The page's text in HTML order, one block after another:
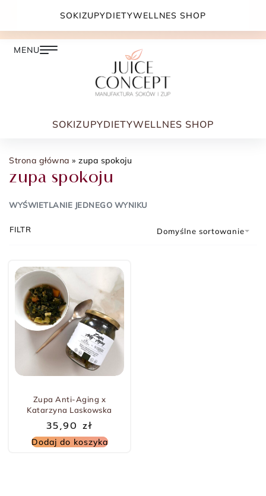
DARMOWA DOSTAWA PRZY ZAMÓWIENIU JUŻ OD
SOKIZUPYDIETYWELLNES SHOP
Strona główna » zupa spokoju
zupa spokoju
WYŚWIETLANIE JEDNEGO WYNIKU
Domyślne sortowanie
FILTR
Zupa Anti-Aging x
Katarzyna Laskowska
35,90 zł
Dodaj do koszyka
SOKIZUPYDIETYWELLNES SHOP